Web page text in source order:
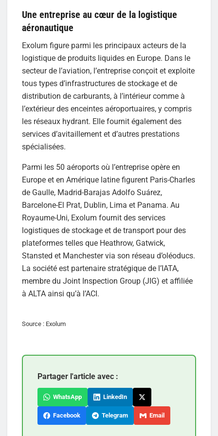
Une entreprise au cœur de la logistique
aéronautique
Exolum figure parmi les principaux acteurs de la
logistique de produits liquides en Europe. Dans le
secteur de l’aviation, l’entreprise conçoit et exploite
tous types d’infrastructures de stockage et de
distribution de carburants, à l’intérieur comme à
l’extérieur des enceintes aéroportuaires, y compris
les réseaux hydrant. Elle fournit également des
services d’avitaillement et d’autres prestations
spécialisées.
Parmi les 50 aéroports où l’entreprise opère en
Europe et en Amérique latine figurent Paris-Charles
de Gaulle, Madrid-Barajas Adolfo Suárez,
Barcelone-El Prat, Dublin, Lima et Panama. Au
Royaume-Uni, Exolum fournit des services
logistiques de stockage et de transport pour des
plateformes telles que Heathrow, Gatwick,
Stansted et Manchester via son réseau d’oléoducs.
La société est partenaire stratégique de l’IATA,
membre du Joint Inspection Group (JIG) et affiliée
à ALTA ainsi qu’à l’ACI.
Source : Exolum
Partager l'article avec :
WhatsApp LinkedIn
Facebook Telegram Email